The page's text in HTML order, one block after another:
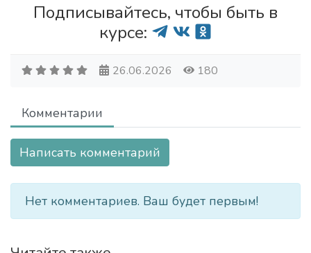
Подписывайтесь, чтобы быть в
курсе:
26.06.2026 180
Комментарии
Написать комментарий
Нет комментариев. Ваш будет первым!